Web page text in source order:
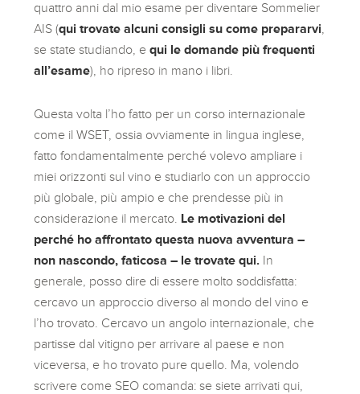
quattro anni dal mio esame per diventare Sommelier
AIS (qui trovate alcuni consigli su come prepararvi
se state studiando, equi le domande più frequenti
all’esame), ho ripreso in mano i libri.
Questa volta l’ho fatto per un corso internazionale
come il WSET, ossia ovviamente in lingua inglese,
fatto fondamentalmente perché volevo ampliare i
miei orizzonti sul vino e studiarlo con un approccio
più globale, più ampio e che prendesse più in
considerazione il mercato. Le motivazioni del
perché ho affrontato questa nuova avventura –
non nascondo, faticosa – le trovate qui. In
generale, posso dire di essere molto soddisfatta:
cercavo un approccio diverso al mondo del vino e
l’ho trovato. Cercavo un angolo internazionale, che
partisse dal vitigno per arrivare al paese e non
viceversa, e ho trovato pure quello. Ma, volendo
scrivere come SEO comanda: se siete arrivati qui,